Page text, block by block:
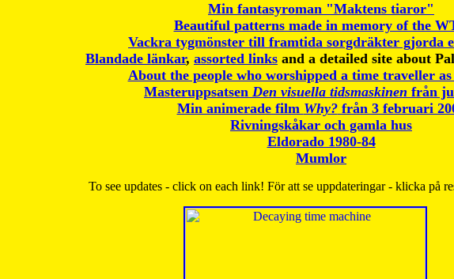
Min fantasyroman "Maktens tiaror"
Beautiful patterns made in memory of the
Vackra tygmönster till framtida sorgdräkter gjorda
Blandade länkar, assorted links and a detailed site about
About the people who worshipped a time traveller as
Masteruppsatsen Den visuella tidsmaskinen från
Min animerade film Why?från 3 februari
Rivningskåkar och gamla hus
Eldorado 1980-84
Mumlor
To see updates - click on each link! För att se uppdateringar - klicka på